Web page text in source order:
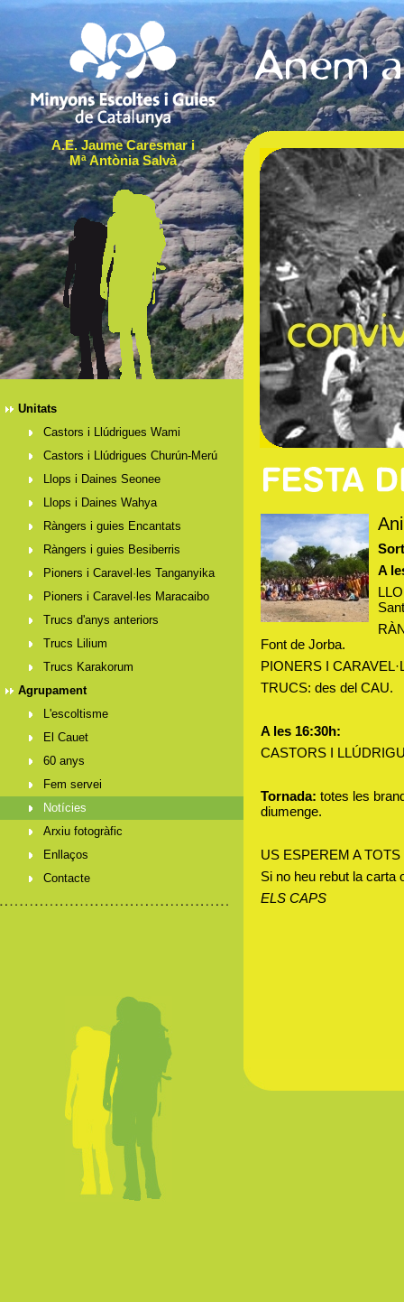
A.E. Jaume Caresmar i
Mª Antònia Salvà
Unitats
Castors i Llúdrigues Wami
Castors i Llúdrigues Churún-Merú
Llops i Daines Seonee
Llops i Daines Wahya
Ràngers i guies Encantats
Ràngers i guies Besiberris
Pioners i Caravel·les Tanganyika
Pioners i Caravel·les Maracaibo
Trucs d'anys anteriors
Trucs Lilium
Trucs Karakorum
Agrupament
L'escoltisme
El Cauet
60 anys
Fem servei
Notícies
Arxiu fotogràfic
Enllaços
Contacte
A
Font de Jorba.
PIONERS I
TRUCS: des del CAU.
A les 16:30h:
CASTORS I
Tornada: totes les
diumenge.
US ESPEREM A TOTS
Si no heu rebut la carta
ELS CAPS